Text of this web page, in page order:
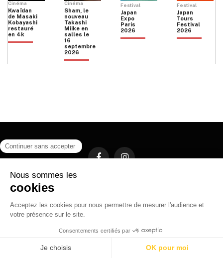
Cinéma
Kwaïdan
de Masaki
Kobayashi
restauré
en 4k
Cinéma
Sham, le
nouveau
Takashi
Miike en
salles le
16
septembre
2026
Festival
Japan
Expo
Paris
2026
Festival
Japan
Tours
Festival
2026
HOME
POLITIQUE DE CONFIDENTIALITÉ 日本語
© 2026 Ilyfunet communication